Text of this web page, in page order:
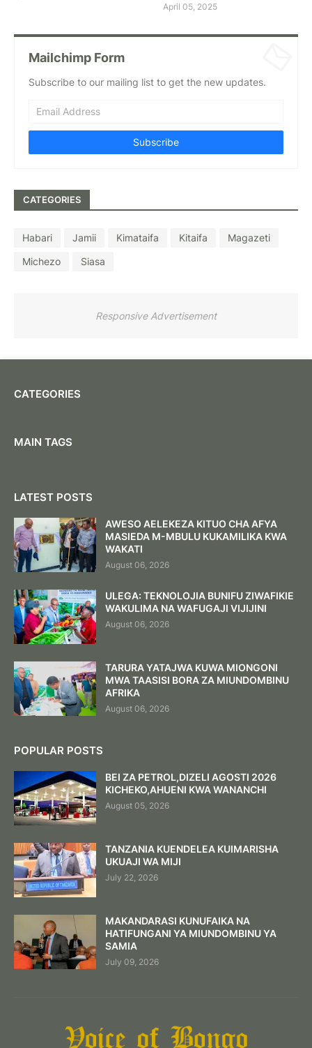
April 05, 2025
Mailchimp Form
Subscribe to our mailing list to get the new updates.
CATEGORIES
Habari Jamii Kimataifa Kitaifa
Magazeti
Michezo
Siasa
Responsive Advertisement
CATEGORIES
MAIN TAGS
LATEST POSTS
AWESO AELEKEZA KITUO CHA AFYA
MASIEDA M-MBULU KUKAMILIKA KWA
WAKATI
August 06, 2026
ULEGA: TEKNOLOJIA BUNIFU ZIWAFIKIE
WAKULIMA NA WAFUGAJI VIJIJINI
August 06, 2026
TARURA YATAJWA KUWA MIONGONI
MWA TAASISI BORA ZA MIUNDOMBINU
AFRIKA
August 06, 2026
POPULAR POSTS
BEI ZA PETROL,DIZELI AGOSTI 2026
KICHEKO,AHUENI KWA WANANCHI
August 05, 2026
TANZANIA KUENDELEA KUIMARISHA
UKUAJI WA MIJI
July 22, 2026
MAKANDARASI KUNUFAIKA NA
HATIFUNGANI YA MIUNDOMBINU YA
SAMIA
July 09, 2026